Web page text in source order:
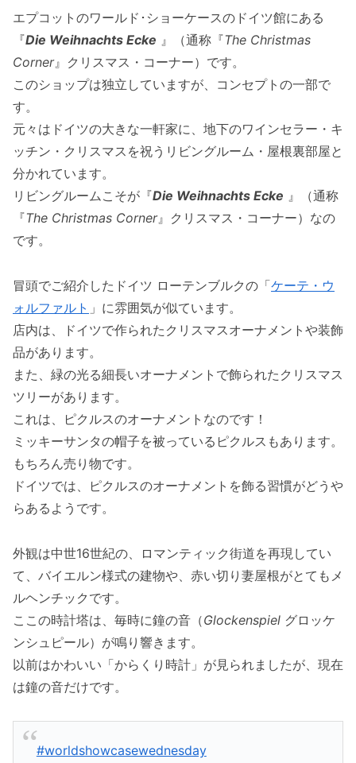
エプコットのワールド･ショーケースのドイツ館にある
『Die Weihnachts Ecke 』（通称『The Christmas
Corner』クリスマス・コーナー）です。
このショップは独立していますが、コンセプトの一部で
す。
元々はドイツの大きな一軒家に、地下のワインセラー・キ
ッチン・クリスマスを祝うリビングルーム・屋根裏部屋と
分かれています。
リビングルームこそが『Die Weihnachts Ecke 』（通称
『The Christmas Corner』クリスマス・コーナー）なの
です。
冒頭でご紹介したドイツ ローテンブルクの「ケーテ・ウ
ォルファルト 」に雰囲気が似ています。
店内は、ドイツで作られたクリスマスオーナメントや装飾
品があります。
また、緑の光る細長いオーナメントで飾られたクリスマス
ツリーがあります。
これは、ピクルスのオーナメントなのです！
ミッキーサンタの帽子を被っているピクルスもあります。
もちろん売り物です。
ドイツでは、ピクルスのオーナメントを飾る習慣がどうや
らあるようです。
外観は中世16世紀の、ロマンティック街道を再現してい
て、バイエルン様式の建物や、赤い切り妻屋根がとてもメ
ルヘンチックです。
ここの時計塔は、毎時に鐘の音（Glockenspiel グロッケ
ンシュピール）が鳴り響きます。
以前はかわいい「からくり時計」が見られましたが、現在
は鐘の音だけです。
#worldshowcasewednesday